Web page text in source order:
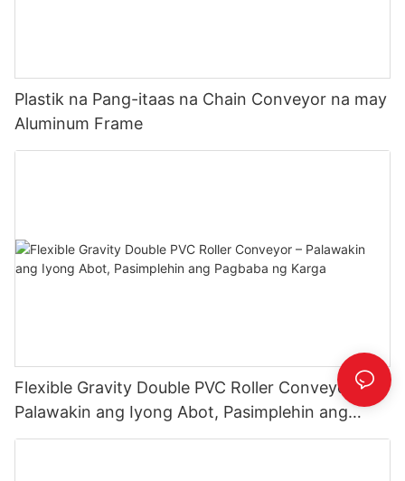
Plastik na Pang-itaas na Chain Conveyor na may
Aluminum Frame
Flexible Gravity Double PVC Roller Conveyor –
Palawakin ang Iyong Abot, Pasimplehin ang
Pagbaba ng Karga